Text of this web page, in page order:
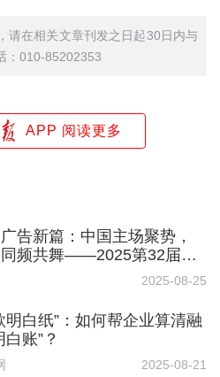
请在相关文章刊发之日起30日内与
：010-85202353
APP 阅读更多
告新篇：中国主场聚势，
频共舞——2025第32届中
广告节及第34届亚洲广告
在北京海淀举办
2025-08-25
明白纸”：如何帮企业算清融
白账”？
2025-08-21